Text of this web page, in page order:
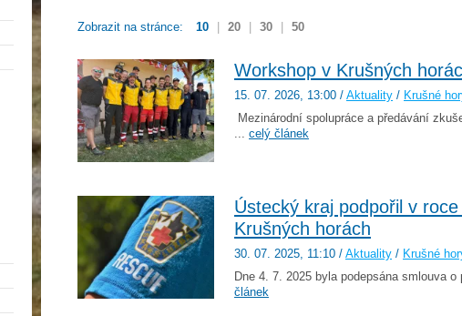
Zobrazit na stránce: 10 20 30 50
Workshop v Krušných
15. 07. 2026, 13:00 / Aktuality / Krušné
Mezinárodní spolupráce a předávání
... celý článek
Ústecký kraj podpořil v
Krušných horách
30. 07. 2025, 11:10 / Aktuality / Krušné
Dne 4. 7. 2025 byla podepsána smlouva
článek